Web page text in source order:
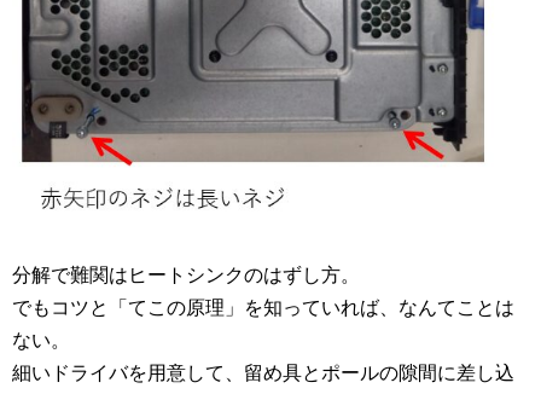
分解で難関はヒートシンクのはずし方。
でもコツと「てこの原理」を知っていれば、なんてことは
ない。
細いドライバを用意して、留め具とポールの隙間に差し込